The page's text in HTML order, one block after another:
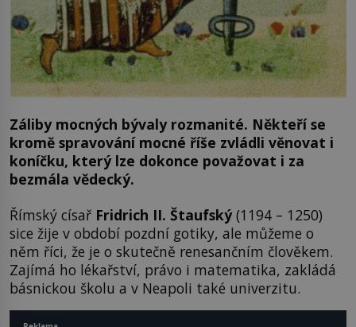
Záliby mocných bývaly rozmanité. Někteří se
kromě spravování mocné říše zvládli věnovat i
koníčku, který lze dokonce považovat i za
bezmála vědecký.
Římský císař Fridrich II. Štaufský(1194 – 1250)
sice žije v období pozdní gotiky, ale můžeme o
něm říci, že je o skutečně renesančním člověkem.
Zajímá ho lékařství, právo i matematika, zakládá
básnickou školu a v Neapoli také univerzitu.